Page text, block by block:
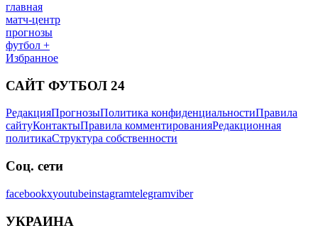
главная
матч-центр
прогнозы
футбол +
Избранное
САЙТ ФУТБОЛ 24
РедакцияПрогнозыПолитика конфиденциальностиПравила
сайтуКонтактыПравила комментированияРедакционная
политикаСтруктура собственности
Соц. сети
facebookxyoutubeinstagramtelegramviber
УКРАИНА